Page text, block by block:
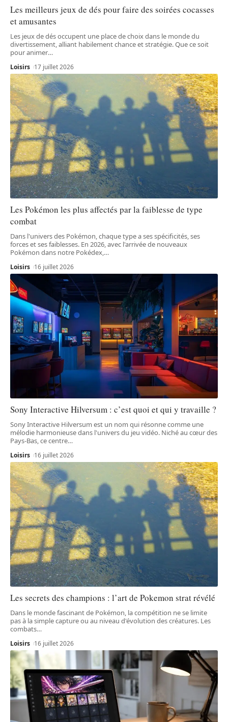
Les meilleurs jeux de dés pour faire des soirées cocasses
et amusantes
Les jeux de dés occupent une place de choix dans le monde du
divertissement, alliant habilement chance et stratégie. Que ce soit
pour animer…
Loisirs 17 juillet 2026
Les Pokémon les plus affectés par la faiblesse de type
combat
Dans l'univers des Pokémon, chaque type a ses spécificités, ses
forces et ses faiblesses. En 2026, avec l'arrivée de nouveaux
Pokémon dans notre Pokédex,…
Loisirs 16 juillet 2026
Sony Interactive Hilversum : c’est quoi et qui y travaille ?
Sony Interactive Hilversum est un nom qui résonne comme une
mélodie harmonieuse dans l'univers du jeu vidéo. Niché au cœur des
Pays-Bas, ce centre…
Loisirs 16 juillet 2026
Les secrets des champions : l’art de Pokemon strat révélé
Dans le monde fascinant de Pokémon, la compétition ne se limite
pas à la simple capture ou au niveau d'évolution des créatures. Les
combats…
Loisirs 16 juillet 2026